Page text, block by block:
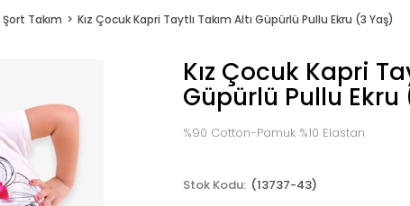
Takım Kız Çocuk Kapri Taytlı Takım Altı Güpürlü Pullu Ekru (3 Yaş)
Kız Çocuk Kapri
Güpürlü Pullu Ekru
%90 Cotton-Pamuk %10 Elastan
(13737-43)